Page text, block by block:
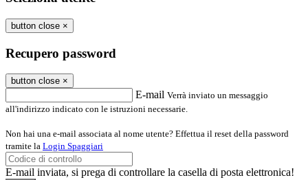
button close ×
Recupero password
button close ×
E-mail Verrà inviato un messaggio
all'indirizzo indicato con le istruzioni necessarie.
Non hai una e-mail associata al nome utente? Effettua il reset della password
tramite la Login Spaggiari
E-mail inviata, si prega di controllare la casella di posta elettronica!